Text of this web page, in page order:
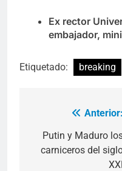
Ex rector
embajador,
Etiquetado: breaking
Navegación
de
Anterior:
Putin y Maduro
carniceros del
XXI